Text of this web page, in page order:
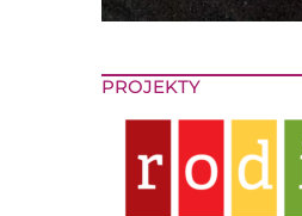
PROJEKTY